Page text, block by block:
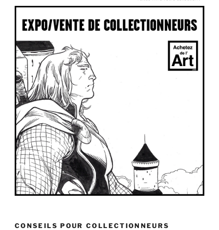
CONSEILS POUR COLLECTIONNEURS